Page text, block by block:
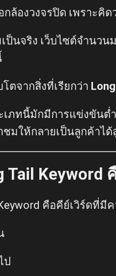
ล้องวงจรปิด เพราะคิ
ป็นจริง เว็บไซต์จำนวน
ตจากสิ่งที่เรียกว่า
เภทนี้มักมีการแข่งขัน
ชมให้กลายเป็นลูกค้าไ
Tail Keyword
คือคีย์เวิร์ดที่มี
ป